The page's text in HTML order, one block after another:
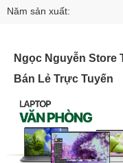
Năm sản xuất:
Ngọc Nguyễn Store
Bán Lẻ Trực Tuyến